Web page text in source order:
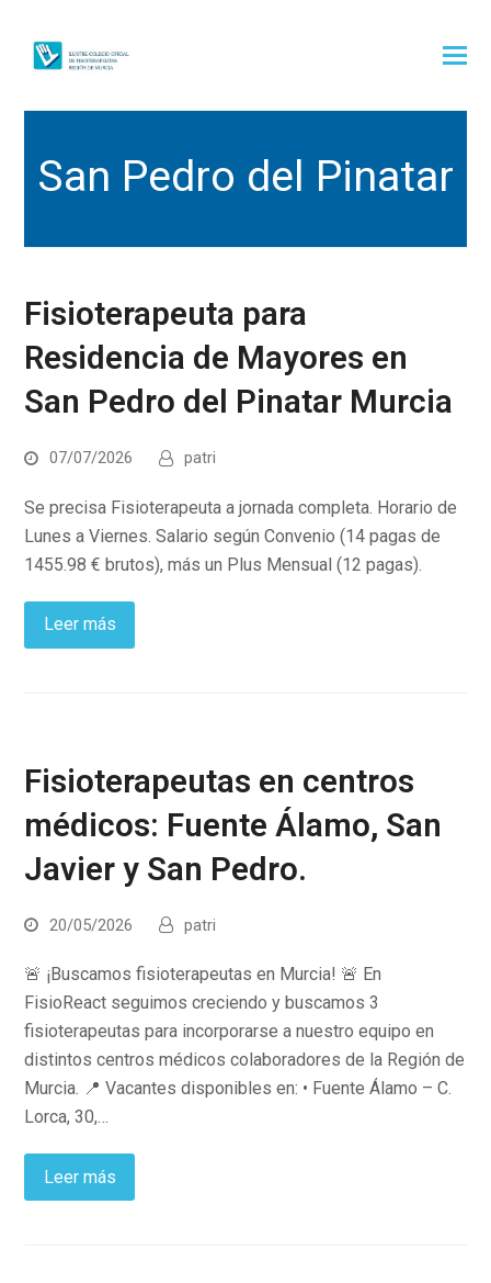
San Pedro del Pinatar
Fisioterapeuta para
Residencia de Mayores en
San Pedro del Pinatar Murcia
07/07/2026 patri
Se precisa Fisioterapeuta a jornada completa. Horario de
Lunes a Viernes. Salario según Convenio (14 pagas de
1455.98 € brutos), más un Plus Mensual (12 pagas).
Leer más
Fisioterapeutas en centros
médicos: Fuente Álamo, San
Javier y San Pedro.
20/05/2026 patri
🚨 ¡Buscamos fisioterapeutas en Murcia! 🚨 En
FisioReact seguimos creciendo y buscamos 3
fisioterapeutas para incorporarse a nuestro equipo en
distintos centros médicos colaboradores de la Región de
Murcia. 📍 Vacantes disponibles en: • Fuente Álamo – C.
Lorca, 30,…
Leer más